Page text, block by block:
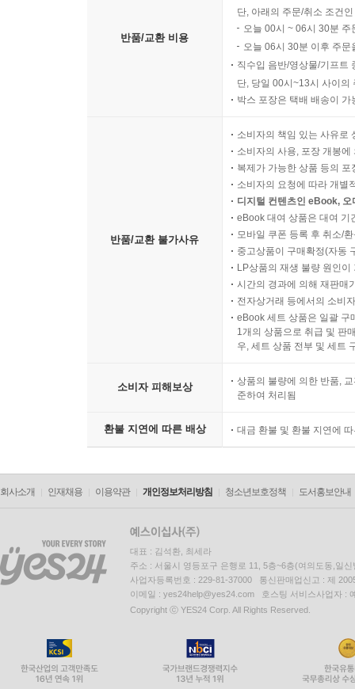
반품/교환 비용
단, 아래의 주문/취소 조건
오늘 00시 ~ 06시 30분
오늘 06시 30분 이후 주
직수입 음반/영상물/기프트
단, 당일 00시~13시 사이의
박스 포장은 택배 배송이
반품/교환 불가사유
소비자의 책임 있는 사유로
소비자의 사용, 포장 개봉
복제가 가능한 상품 등의
소비자의 요청에 따라 개별
디지털 컨텐츠인 eBook,
eBook 대여 상품은 대여 기
모바일 쿠폰 등록 후 취소/
중고상품이 구매확정(자동
LP상품의 재생 불량 원인
시간의 경과에 의해 재판매
전자상거래 등에서의 소비
eBook 세트 상품은 일괄 구
1개의 상품으로 취급 및 판
우, 세트 상품 전부 및 세트
소비자 피해보상
상품의 불량에 의한 반품,
준하여 처리됨
환불 지연에 따른 배상 대금 환불 및 환불 지연에
회사소개 인재채용 이용약관 개인정보처리방침 청소년보호정책 도서홍보안내
대표 : 김석환, 최세라
주소 : 서울시 영등포구 은행로 11, 5층~6층(여의도동,일신
사업자등록번호 : 229-81-37000 통신판매업신고 : 제
이메일 : yes24help@yes24.com 호스팅 서비스사업자 :
Copyright ⓒ YES24 Corp. All Rights Reserved.